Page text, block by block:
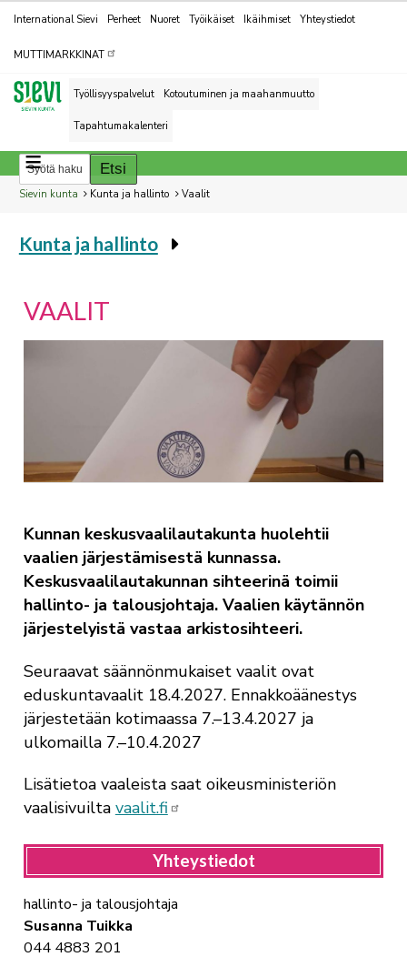
Kohderyhmät
International Sievi Perheet Nuoret Työikäiset Ikäihmiset Yhteystiedot
MUTTIMARKKINAT
Työllisyyspalvelut Kotoutuminen ja maahanmuutto
Tapahtumakalenteri
Breadcrumbs
You
here:
Sievin kunta Kunta ja hallinto Vaalit
You
Kunta ja hallinto
VAALIT
Kunnan keskusvaalilautakunta huolehtii
vaalien järjestämisestä kunnassa.
Keskusvaalilautakunnan sihteerinä toimii
hallinto- ja talousjohtaja. Vaalien käytännön
järjestelyistä vastaa arkistosihteeri.
Seuraavat säännönmukaiset vaalit ovat
eduskuntavaalit 18.4.2027. Ennakkoäänestys
järjestetään kotimaassa 7.–13.4.2027 ja
ulkomailla 7.–10.4.2027
Lisätietoa vaaleista saat oikeusministeriön
vaalisivuilta vaalit.fi
Yhteystiedot
hallinto- ja talousjohtaja
Susanna Tuikka
044 4883 201